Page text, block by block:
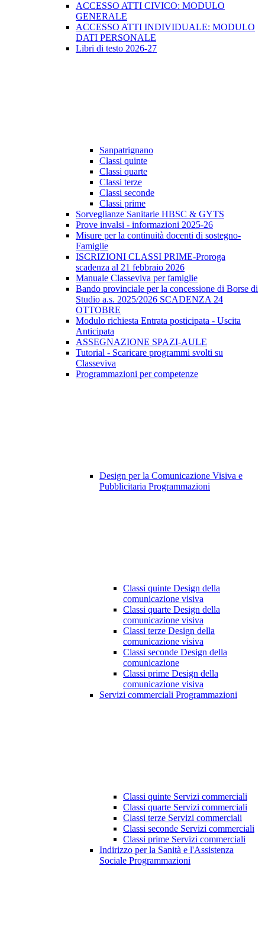
ACCESSO ATTI CIVICO: MODULO
GENERALE
ACCESSO ATTI INDIVIDUALE: MODULO
DATI PERSONALE
Libri di testo 2026-27
Sanpatrignano
Classi quinte
Classi quarte
Classi terze
Classi seconde
Classi prime
Sorveglianze Sanitarie HBSC & GYTS
Prove invalsi - informazioni 2025-26
Misure per la continuità docenti di sostegno-
Famiglie
ISCRIZIONI CLASSI PRIME-Proroga
scadenza al 21 febbraio 2026
Manuale Classeviva per famiglie
Bando provinciale per la concessione di Borse di
Studio a.s. 2025/2026 SCADENZA 24
OTTOBRE
Modulo richiesta Entrata posticipata - Uscita
Anticipata
ASSEGNAZIONE SPAZI-AULE
Tutorial - Scaricare programmi svolti su
Classeviva
Programmazioni per competenze
Design per la Comunicazione Visiva e
Pubblicitaria Programmazioni
Classi quinte Design della
comunicazione visiva
Classi quarte Design della
comunicazione visiva
Classi terze Design della
comunicazione visiva
Classi seconde Design della
comunicazione
Classi prime Design della
comunicazione visiva
Servizi commerciali Programmazioni
Classi quinte Servizi commerciali
Classi quarte Servizi commerciali
Classi terze Servizi commerciali
Classi seconde Servizi commerciali
Classi prime Servizi commerciali
Indirizzo per la Sanità e l'Assistenza
Sociale Programmazioni